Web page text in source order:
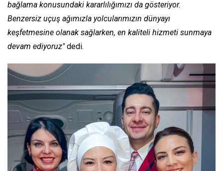
bağlama konusundaki kararlılığımızı da gösteriyor.
Benzersiz uçuş ağımızla yolcularımızın dünyayı
keşfetmesine olanak sağlarken, en kaliteli hizmeti sunmaya
devam ediyoruz"dedi.